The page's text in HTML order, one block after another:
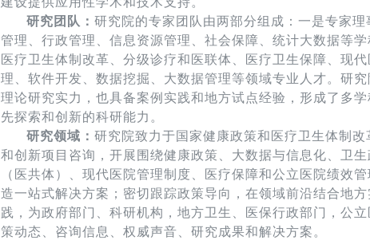
研究团队： 研究院的专家团队由两部分组成：一是专家
管理、行政管理、信息资源管理、社会保障、统计大数据等
医疗卫生体制改革、分级诊疗和医联体、医疗卫生保障、现
理、软件开发、数据挖掘、大数据管理等领域专业人才。研
理论研究实力，也具备案例实践和地方试点经验，形成了多
先探索和创新的科研能力。
研究领域： 研究院致力于国家健康政策和医疗卫生体制
和创新项目咨询，开展围绕健康政策、大数据与信息化、卫
（医共体）、现代医院管理制度、医疗保障和公立医院绩效
造一站式解决方案；密切跟踪政策导向，在领域前沿结合地
践，为政府部门、科研机构，地方卫生、医保行政部门，公
策动态、咨询信息、权威声音、研究成果和解决方案。